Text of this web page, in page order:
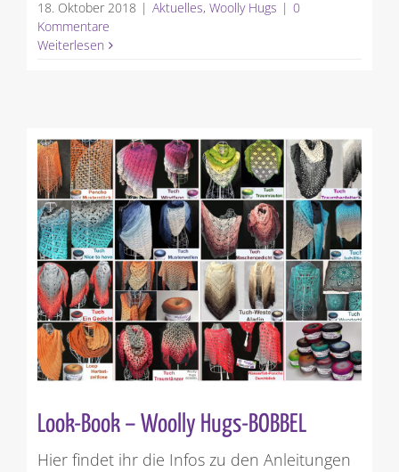
18. Oktober 2018 | Aktuelles, Woolly Hugs | 0
Kommentare
Weiterlesen
Look-Book – Woolly Hugs-BOBBEL
Hier findet ihr die Infos zu den Anleitungen